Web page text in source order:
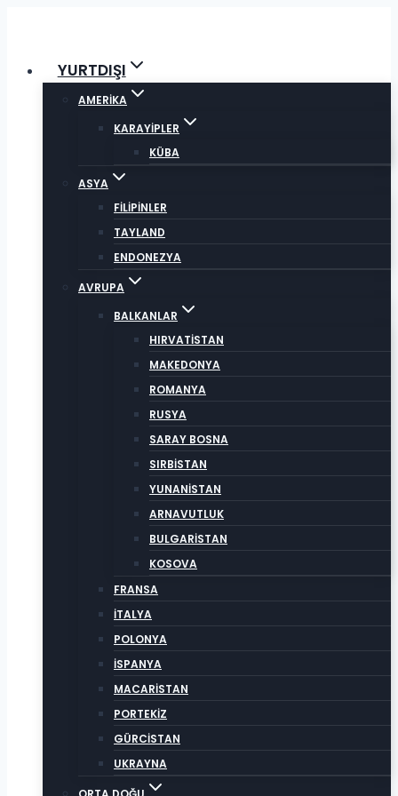
contentYURTDIŞI
AMERİKA
KARAYİPLER
KÜBA
ASYA
FİLİPİNLER
TAYLAND
ENDONEZYA
AVRUPA
BALKANLAR
HIRVATİSTAN
MAKEDONYA
ROMANYA
RUSYA
SARAY BOSNA
SIRBİSTAN
YUNANİSTAN
ARNAVUTLUK
BULGARİSTAN
KOSOVA
FRANSA
İTALYA
POLONYA
İSPANYA
MACARİSTAN
PORTEKİZ
GÜRCİSTAN
UKRAYNA